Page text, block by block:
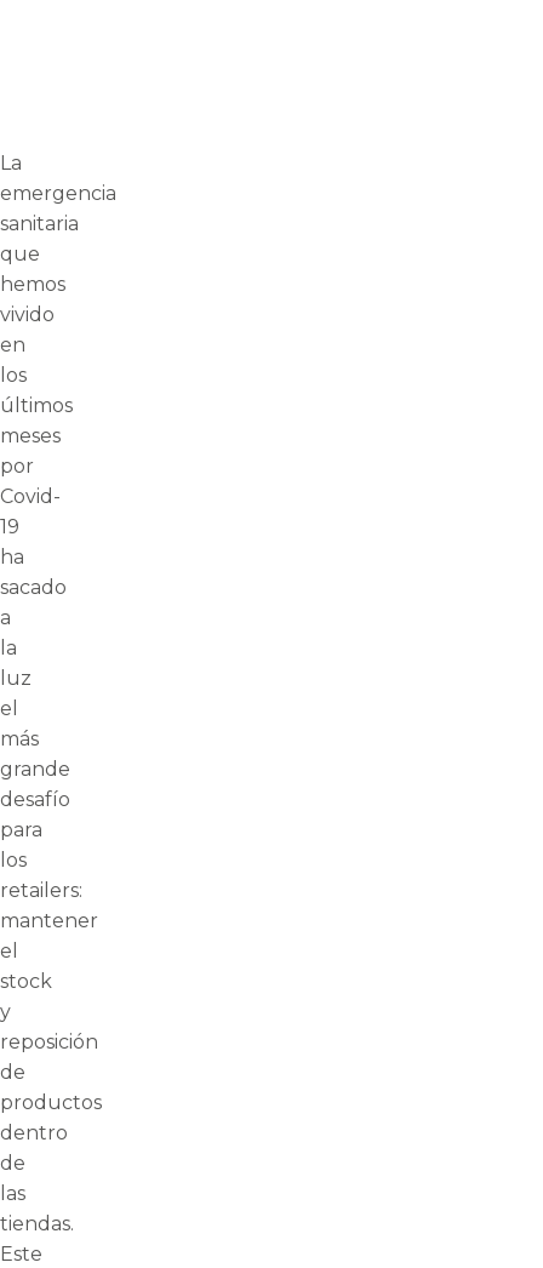
La
emergencia
sanitaria
que
hemos
vivido
en
los
últimos
meses
por
Covid-
19
ha
sacado
a
la
luz
el
más
grande
desafío
para
los
retailers:
mantener
el
stock
y
reposición
de
productos
dentro
de
las
tiendas.
Este